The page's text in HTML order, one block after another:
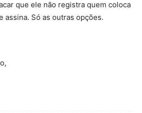
que ele não registra quem coloca
assina. Só as outras opções.